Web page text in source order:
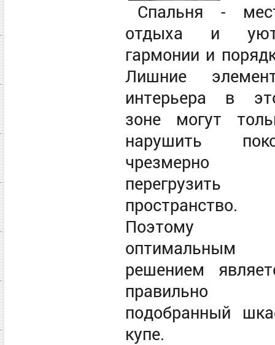
Спальня -
отдыха и
гармонии и
Лишние
интерьера в
зоне могут
нарушить
чрезмерно
перегрузить
пространство.
Поэтому
оптимальным
решением
правильно
подобранный
купе.